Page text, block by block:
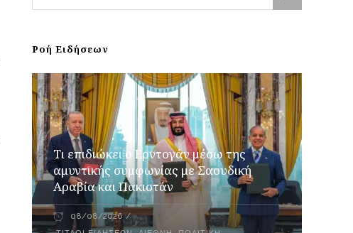
Ροή Ειδήσεων
Τι επιδιώκει ο Ερντογάν μέσω της
αμυντικής συμφωνίας με Σαουδική
Αραβία και Πακιστάν
08/08/2026